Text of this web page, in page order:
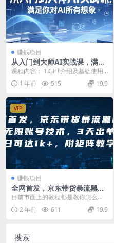
赚钱项目
从入门到大师AI实战课，满足
你对AI所有想象
课程内容： 1.GPT介绍及基础使用
方法(1).mp4 2.GPT绘画dalle...
1 年前 515 19.9
VIP
赚钱项目
全网首发，京东带货暴流黑科
技，无限账号技术，3天出
单，单日可达1k+，附矩阵教
学
目前市面上的教程都是教你怎么手
动剪辑，这样效率非常慢，很少有
人主业做这个事情，又...
2 年前 611 19.9
搜索